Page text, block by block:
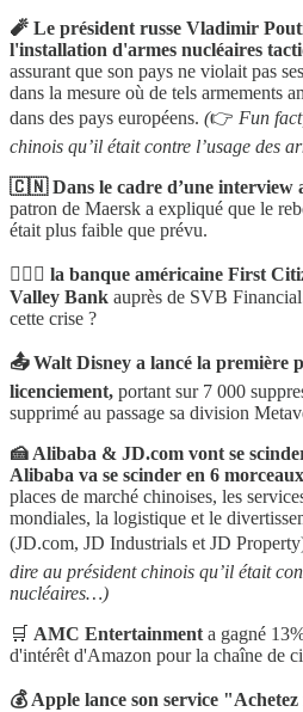
🧨 Le président russe Vladimir
l'installation d'armes nucléaires
assurant que son pays ne violait pas
dans la mesure où de tels armements
dans des pays européens. (👉 Fun
chinois qu’il était contre l’usage des
🇨🇳 Dans le cadre d’une interview
patron de Maersk a expliqué que le
était plus faible que prévu.
👩‍❤️‍👨 la banque américaine First
Valley Bank auprès de SVB
cette crise ?
📤 Walt Disney a lancé la première
licenciement, portant sur 7 000
supprimé au passage sa division
🍰 Alibaba & JD.com vont se
Alibaba va se scinder en 6
places de marché chinoises, les
mondiales, la logistique et le
(JD.com, JD Industrials et JD
dire au président chinois qu’il était
nucléaires…)
🛒 AMC Entertainment a gagné
d'intérêt d'Amazon pour la chaîne de
💰 Apple lance son service